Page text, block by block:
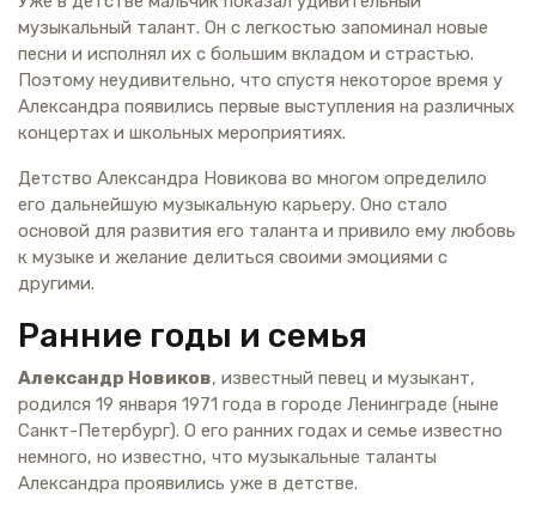
музыкальный талант. Он с легкостью запоминал новые
песни и исполнял их с большим вкладом и страстью.
Поэтому неудивительно, что спустя некоторое время у
Александра появились первые выступления на различных
концертах и школьных мероприятиях.
Детство Александра Новикова во многом определило
его дальнейшую музыкальную карьеру. Оно стало
основой для развития его таланта и привило ему любовь
к музыке и желание делиться своими эмоциями с
другими.
Ранние годы и семья
Александр Новиков, известный певец и музыкант,
родился 19 января 1971 года в городе Ленинграде (ныне
Санкт-Петербург). О его ранних годах и семье известно
немного, но известно, что музыкальные таланты
Александра проявились уже в детстве.